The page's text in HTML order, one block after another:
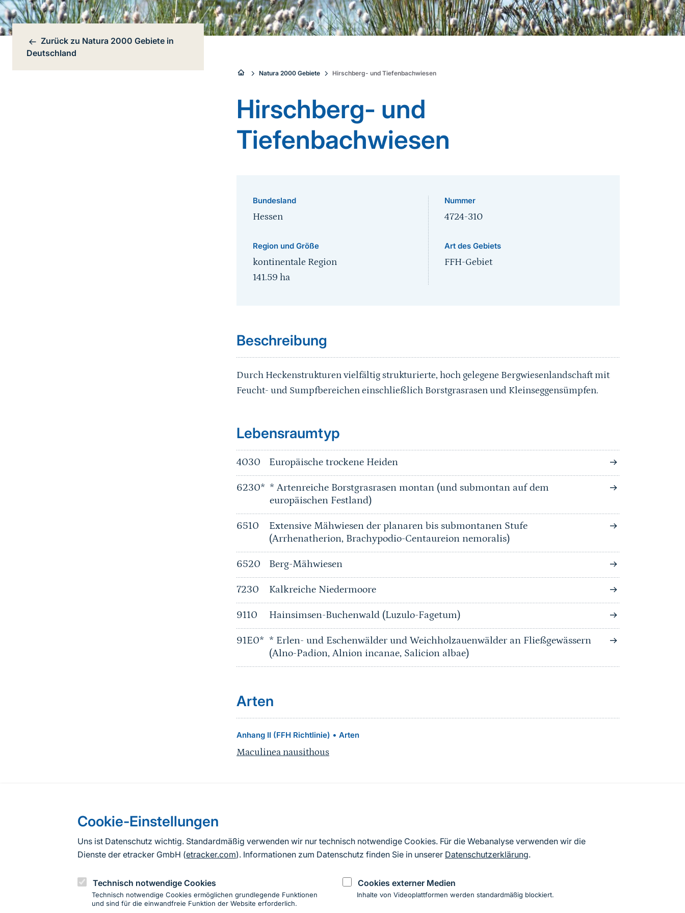
Cookie-Einstellungen
Uns ist Datenschutz wichtig. Standardmäßig verwenden wir nur technisch notwendige Cookies. Für die Webanalyse verwenden wir die
Dienste der etracker GmbH (etracker.com). Informationen zum Datenschutz finden Sie in unserer Datenschutzerklärung.
Technisch notwendige Cookies
Technisch notwendige Cookies ermöglichen grundlegende Funktionen
und sind für die einwandfreie Funktion der Website erforderlich.
Cookies externer Medien
Inhalte von Videoplattformen werden standardmäßig blockiert.
Bereichsnavigation
Zurück zu Natura 2000 Gebiete in
Deutschland
Sie
sind
hier:
Natura 2000 Gebiete Hirschberg- und Tiefenbachwiesen
Hirschberg- und
Tiefenbachwiesen
Bundesland
Hessen
Region und Größe
kontinentale Region
141.59 ha
Nummer
4724-310
Art des Gebiets
FFH-Gebiet
Beschreibung
Durch Heckenstrukturen vielfältig strukturierte, hoch gelegene Bergwiesenlandschaft mit
Feucht- und Sumpfbereichen einschließlich Borstgrasrasen und Kleinseggensümpfen.
Sprungmarke
Lebensraumtyp
4030 Europäische trockene Heiden
6230* * Artenreiche Borstgrasrasen montan (und submontan auf dem
europäischen Festland)
6510
Extensive Mähwiesen der planaren bis submontanen Stufe
(Arrhenatherion, Brachypodio-Centaureion nemoralis)
6520 Berg-Mähwiesen
7230 Kalkreiche Niedermoore
9110 Hainsimsen-Buchenwald (Luzulo-Fagetum)
91E0* * Erlen- und Eschenwälder und Weichholzauenwälder an Fließgewässern
(Alno-Padion, Alnion incanae, Salicion albae)
Arten
Anhang II (FFH Richtlinie) • Arten
Maculinea nausithous
Nach Angaben der an die EU übermittelten Standarddatenbögen Deutschlands (Stand:
2019). Aus besonderen Schutzgründen enthalten die zur Veröffentlichung freigegebenen